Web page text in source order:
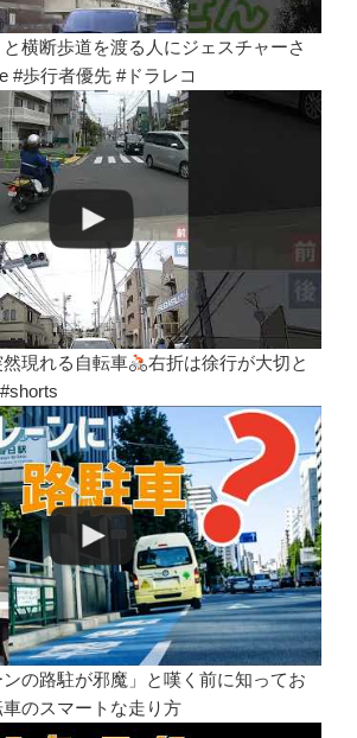
と横断歩道を渡る人にジェスチャーさ
#歩行者優先 #ドラレコ
現れる自転車
右折は徐行が大切と
ンの路駐が邪魔」と嘆く前に知ってお
のスマートな走り方